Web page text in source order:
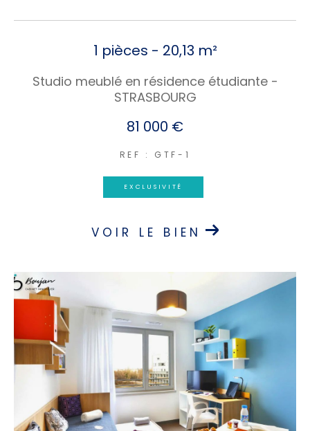
1 pièces - 20,13 m²
Studio meublé en résidence étudiante -
STRASBOURG
81 000 €
REF : GTF-1
EXCLUSIVITÉ
VOIR LE BIEN